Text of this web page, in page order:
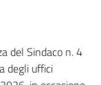
del Sindaco n. 4
degli uffici